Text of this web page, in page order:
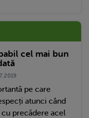
cel mai bun
pe care
atunci când
precădere acel